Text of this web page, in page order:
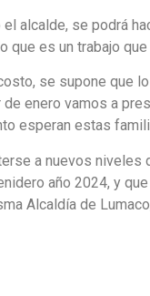
alcalde, se podrá
es un trabajo
se supone que
enero vamos a
esperan estas
a nuevos
año 2024, y
Alcaldía de